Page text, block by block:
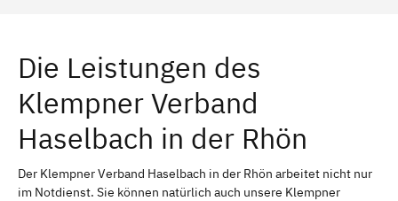
Die Leistungen des
Klempner Verband
Haselbach in der Rhön
Der Klempner Verband Haselbach in der Rhön arbeitet nicht nur
im Notdienst. Sie können natürlich auch unsere Klempner